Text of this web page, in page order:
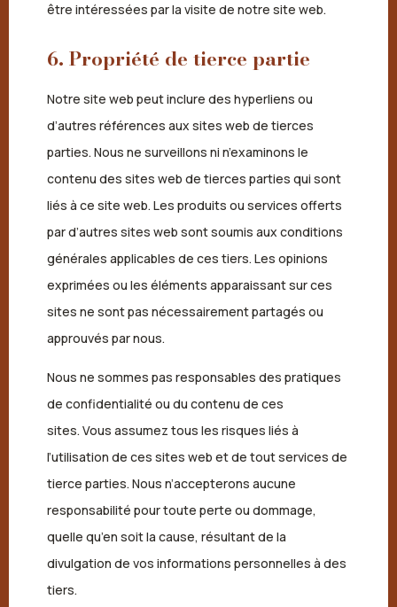
être intéressées par la visite de notre site web.
6. Propriété de tierce partie
Notre site web peut inclure des hyperliens ou
d’autres références aux sites web de tierces
parties. Nous ne surveillons ni n’examinons le
contenu des sites web de tierces parties qui sont
liés à ce site web. Les produits ou services offerts
par d’autres sites web sont soumis aux conditions
générales applicables de ces tiers. Les opinions
exprimées ou les éléments apparaissant sur ces
sites ne sont pas nécessairement partagés ou
approuvés par nous.
Nous ne sommes pas responsables des pratiques
de confidentialité ou du contenu de ces
sites. Vous assumez tous les risques liés à
l’utilisation de ces sites web et de tout services de
tierce parties. Nous n’accepterons aucune
responsabilité pour toute perte ou dommage,
quelle qu’en soit la cause, résultant de la
divulgation de vos informations personnelles à des
tiers.